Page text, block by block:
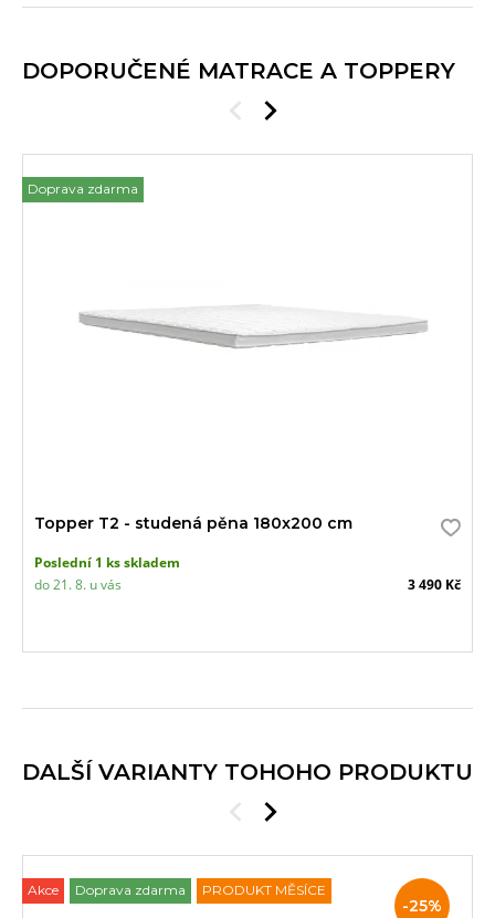
DOPORUČENÉ MATRACE A TOPPERY
Doprava zdarma
Topper T2 - studená pěna 180x200 cm
Poslední 1 ks skladem
do 21. 8. u vás
3 490 Kč
DALŠÍ VARIANTY TOHOHO PRODUKTU
Akce Doprava zdarma PRODUKT MĚSÍCE
Slevy
-25%